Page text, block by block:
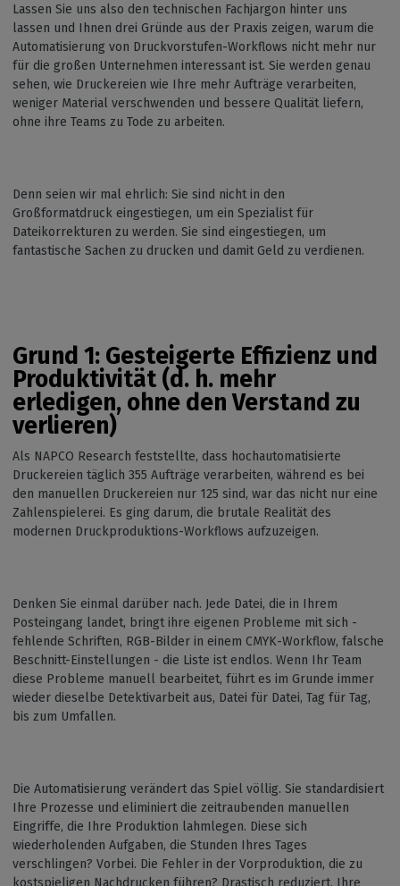
Lassen Sie uns also den technischen Fachjargon hinter uns
lassen und Ihnen drei Gründe aus der Praxis zeigen, warum die
Automatisierung von Druckvorstufen-Workflows nicht mehr nur
für die großen Unternehmen interessant ist. Sie werden genau
sehen, wie Druckereien wie Ihre mehr Aufträge verarbeiten,
weniger Material verschwenden und bessere Qualität liefern,
ohne ihre Teams zu Tode zu arbeiten.
Denn seien wir mal ehrlich: Sie sind nicht in den
Großformatdruck eingestiegen, um ein Spezialist für
Dateikorrekturen zu werden. Sie sind eingestiegen, um
fantastische Sachen zu drucken und damit Geld zu verdienen.
Grund 1: Gesteigerte Effizienz und
Produktivität (d. h. mehr
erledigen, ohne den Verstand zu
verlieren)
Als NAPCO Research feststellte, dass hochautomatisierte
Druckereien täglich 355 Aufträge verarbeiten, während es bei
den manuellen Druckereien nur 125 sind, war das nicht nur eine
Zahlenspielerei. Es ging darum, die brutale Realität des
modernen Druckproduktions-Workflows aufzuzeigen.
Denken Sie einmal darüber nach. Jede Datei, die in Ihrem
Posteingang landet, bringt ihre eigenen Probleme mit sich -
fehlende Schriften, RGB-Bilder in einem CMYK-Workflow, falsche
Beschnitt-Einstellungen - die Liste ist endlos. Wenn Ihr Team
diese Probleme manuell bearbeitet, führt es im Grunde immer
wieder dieselbe Detektivarbeit aus, Datei für Datei, Tag für Tag,
bis zum Umfallen.
Die Automatisierung verändert das Spiel völlig. Sie standardisiert
Ihre Prozesse und eliminiert die zeitraubenden manuellen
Eingriffe, die Ihre Produktion lahmlegen. Diese sich
wiederholenden Aufgaben, die Stunden Ihres Tages
verschlingen? Vorbei. Die Fehler in der Vorproduktion, die zu
kostspieligen Nachdrucken führen? Drastisch reduziert. Ihre